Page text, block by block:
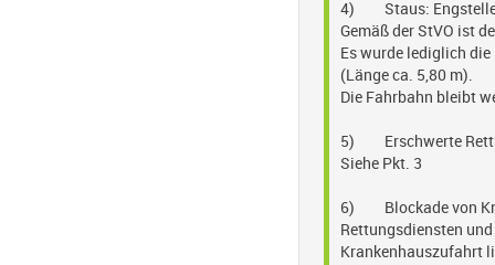
4) Staus: Engstelle
Gemäß der StVO ist
Es wurde lediglich
(Länge ca. 5,80 m).
Die Fahrbahn bleibt
5) Erschwerte
Siehe Pkt. 3
6) Blockade von
Rettungsdiensten
Krankenhauszufahrt